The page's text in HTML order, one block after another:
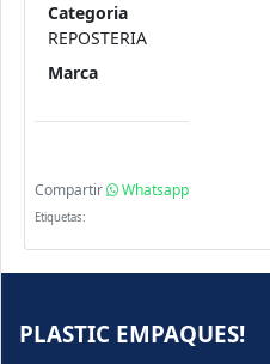
Categoria
REPOSTERIA
Marca
Compartir Whatsapp
Etiquetas:
PLASTIC EMPAQUES!